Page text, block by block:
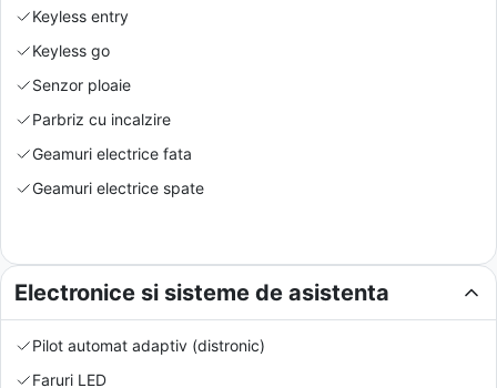
Keyless entry
Keyless go
Senzor ploaie
Parbriz cu incalzire
Geamuri electrice fata
Geamuri electrice spate
Electronice si sisteme de asistenta
Pilot automat adaptiv (distronic)
Faruri LED